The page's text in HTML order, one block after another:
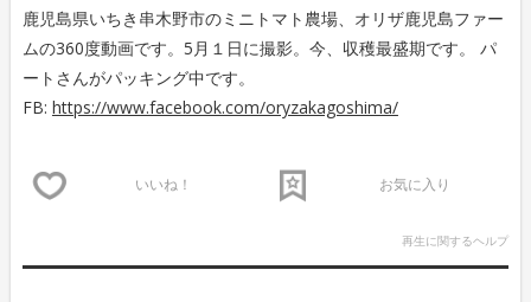
鹿児島県いちき串木野市のミニトマト農場、オリザ鹿児島ファー
ムの360度動画です。5月１日に撮影。今、収穫最盛期です。 パ
ートさんがパッキング中です。
FB: https://www.facebook.com/oryzakagoshima/
いいね！ お気に入り
再生に関するヘルプ